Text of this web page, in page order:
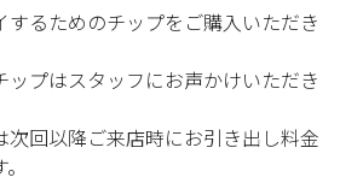
するためのチップをご購入いただき
ップはスタッフにお声かけいただき
次回以降ご来店時にお引き出し料金